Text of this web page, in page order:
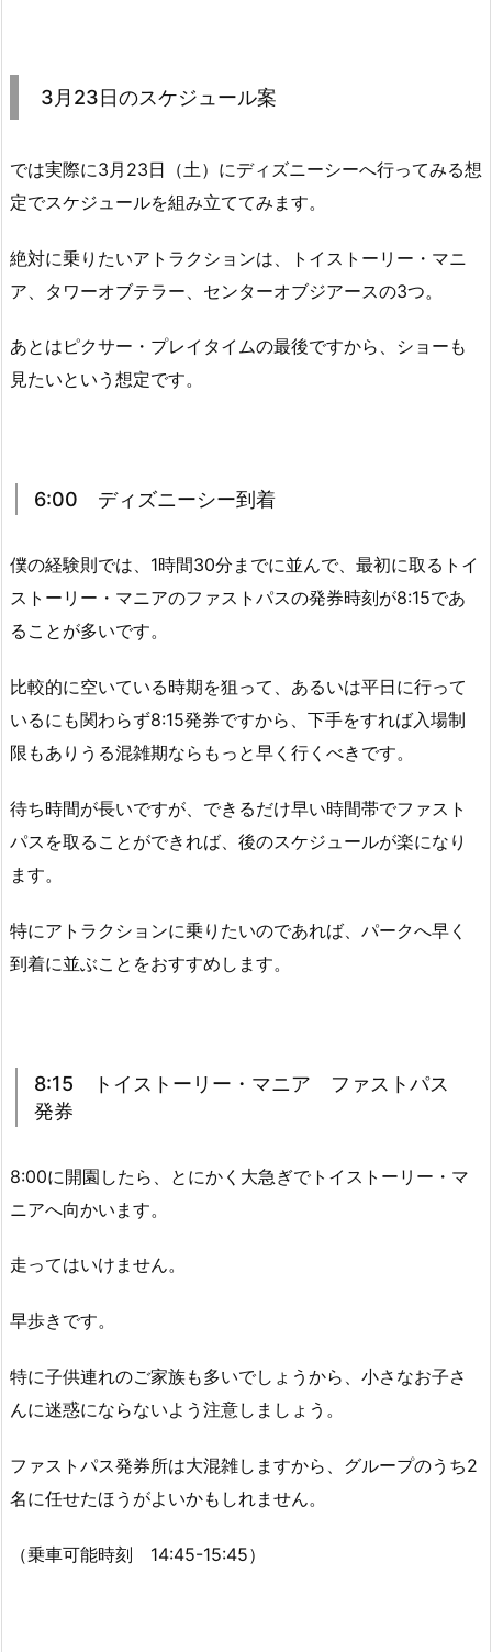
3月23日のスケジュール案
では実際に3月23日（土）にディズニーシーへ行ってみる想
定でスケジュールを組み立ててみます。
絶対に乗りたいアトラクションは、トイストーリー・マニ
ア、タワーオブテラー、センターオブジアースの3つ。
あとはピクサー・プレイタイムの最後ですから、ショーも
見たいという想定です。
6:00 ディズニーシー到着
僕の経験則では、1時間30分までに並んで、最初に取るトイ
ストーリー・マニアのファストパスの発券時刻が8:15であ
ることが多いです。
比較的に空いている時期を狙って、あるいは平日に行って
いるにも関わらず8:15発券ですから、下手をすれば入場制
限もありうる混雑期ならもっと早く行くべきです。
待ち時間が長いですが、できるだけ早い時間帯でファスト
パスを取ることができれば、後のスケジュールが楽になり
ます。
特にアトラクションに乗りたいのであれば、パークへ早く
到着に並ぶことをおすすめします。
8:15 トイストーリー・マニア ファストパス
発券
8:00に開園したら、とにかく大急ぎでトイストーリー・マ
ニアへ向かいます。
走ってはいけません。
早歩きです。
特に子供連れのご家族も多いでしょうから、小さなお子さ
んに迷惑にならないよう注意しましょう。
ファストパス発券所は大混雑しますから、グループのうち2
名に任せたほうがよいかもしれません。
（乗車可能時刻 14:45-15:45）